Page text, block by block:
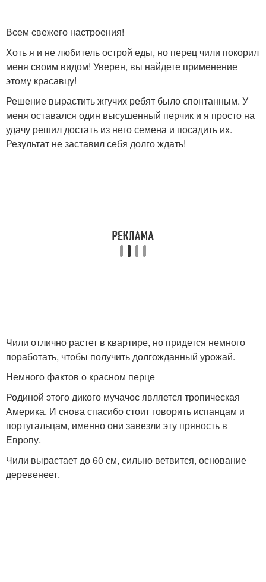
Всем свежего настроения!
Хоть я и не любитель острой еды, но перец чили покорил
меня своим видом! Уверен, вы найдете применение
этому красавцу!
Решение вырастить жгучих ребят было спонтанным. У
меня оставался один высушенный перчик и я просто на
удачу решил достать из него семена и посадить их.
Результат не заставил себя долго ждать!
Чили отлично растет в квартире, но придется немного
поработать, чтобы получить долгожданный урожай.
Немного фактов о красном перце
Родиной этого дикого мучачос является тропическая
Америка. И снова спасибо стоит говорить испанцам и
португальцам, именно они завезли эту пряность в
Европу.
Чили вырастает до 60 см, сильно ветвится, основание
деревенеет.